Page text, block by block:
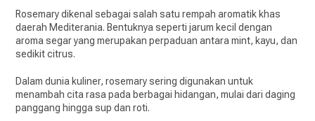
Rosemary dikenal sebagai salah satu rempah aromatik khas
daerah Mediterania. Bentuknya seperti jarum kecil dengan
aroma segar yang merupakan perpaduan antara mint, kayu, dan
sedikit citrus.
Dalam dunia kuliner, rosemary sering digunakan untuk
menambah cita rasa pada berbagai hidangan, mulai dari daging
panggang hingga sup dan roti.